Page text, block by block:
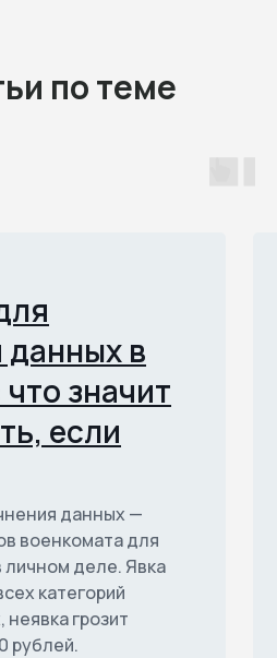
по теме
данных в
значит
если
данных —
военкомата для
личном деле. Явка
категорий
грозит
рублей.